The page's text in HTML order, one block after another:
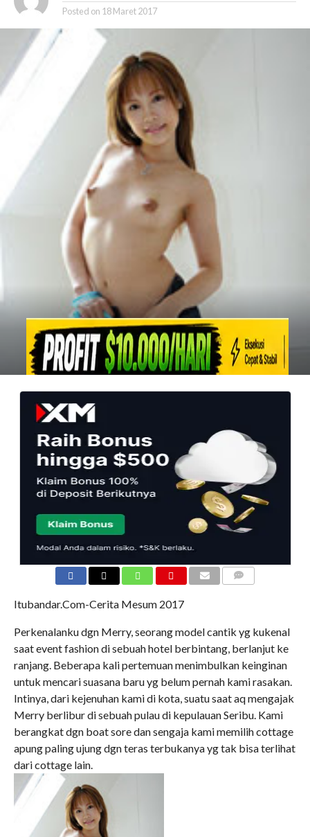
Posted on 18 Maret 2017
Itubandar.Com-Cerita Mesum 2017
Perkenalanku dgn Merry, seorang model cantik yg kukenal
saat event fashion di sebuah hotel berbintang, berlanjut ke
ranjang. Beberapa kali pertemuan menimbulkan keinginan
untuk mencari suasana baru yg belum pernah kami rasakan.
Intinya, dari kejenuhan kami di kota, suatu saat aq mengajak
Merry berlibur di sebuah pulau di kepulauan Seribu. Kami
berangkat dgn boat sore dan sengaja kami memilih cottage
apung paling ujung dgn teras terbukanya yg tak bisa terlihat
dari cottage lain.